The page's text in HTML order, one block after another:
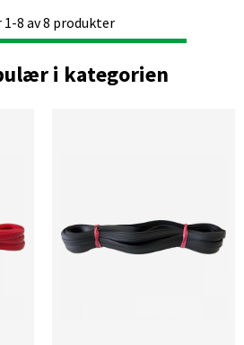
1-8 av8 produkter
i kategorien